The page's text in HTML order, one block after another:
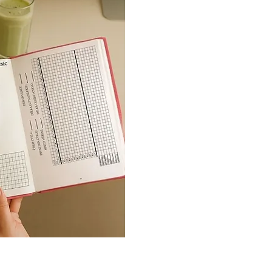
představu o tom, co se v
děje – a můžeš začít
bude cílená a účinná.